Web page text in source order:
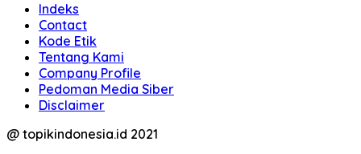
Indeks
Contact
Kode Etik
Tentang Kami
Company Profile
Pedoman Media Siber
Disclaimer
@ topikindonesia.id 2021